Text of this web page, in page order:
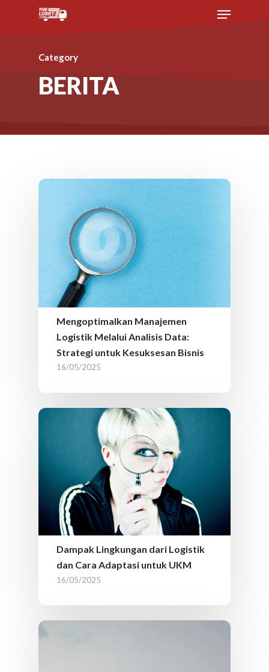
Category
BERITA
Mengoptimalkan Manajemen
Logistik Melalui Analisis Data:
Strategi untuk Kesuksesan Bisnis
16/05/2025
Dampak Lingkungan dari Logistik
dan Cara Adaptasi untuk UKM
16/05/2025